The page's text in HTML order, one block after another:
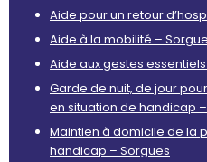
Aide pour un retour
Aide à la mobilité –
Aide aux gestes
Garde de nuit, de jour
en situation de handicap
Maintien à domicile de la
handicap – Sorgues